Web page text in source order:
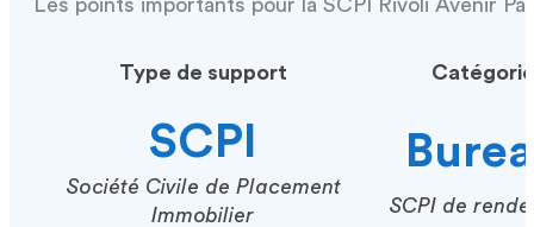
Les points importants pour la SCPI Rivoli Avenir
Type de support
SCPI
Société Civile de Placement
Immobilier
Catégorie
SCPI de